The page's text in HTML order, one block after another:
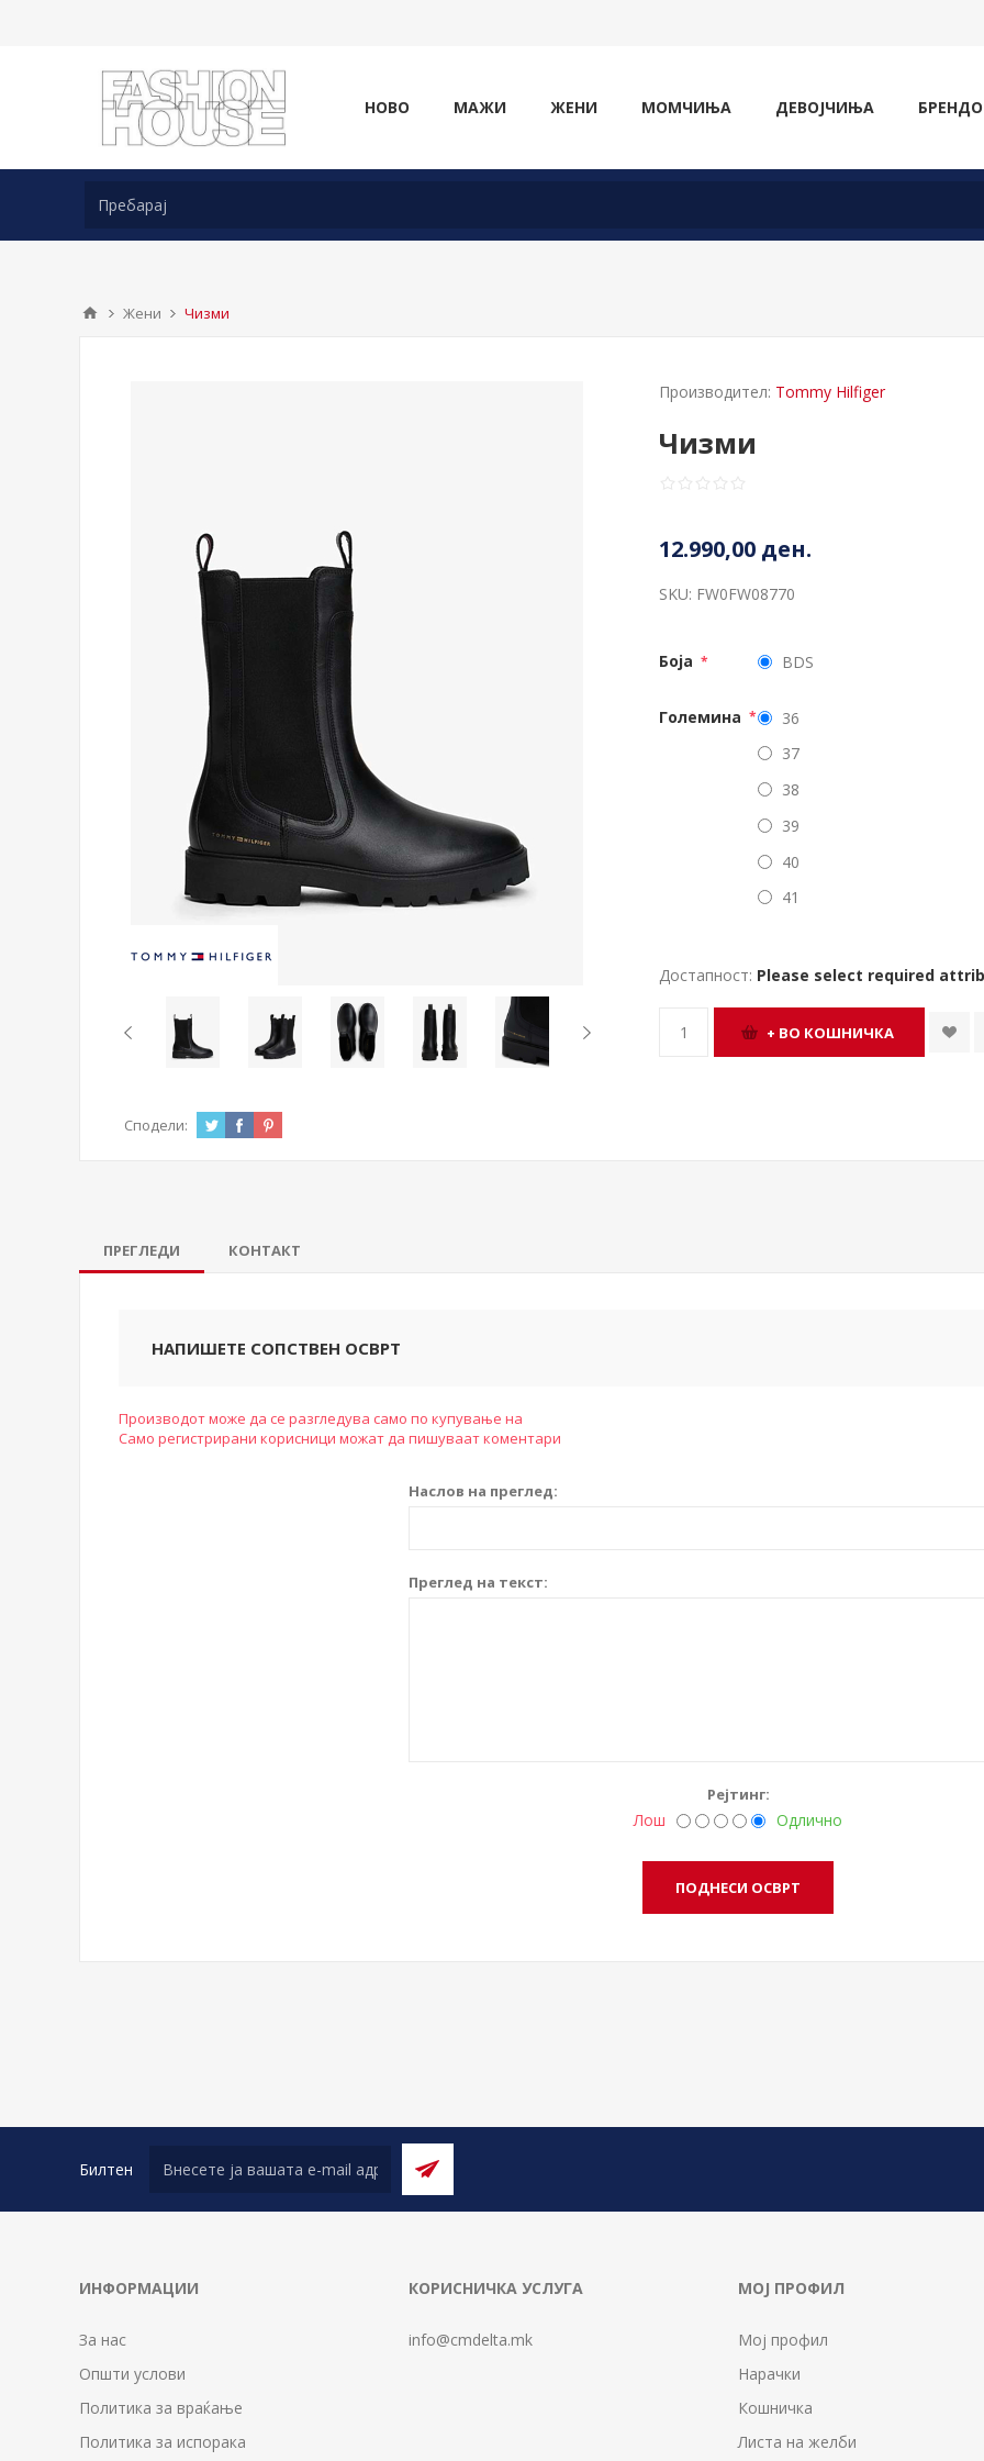
НОВО МАЖИ ЖЕНИ МОМЧИЊА ДЕВОЈЧИЊА
Жени Чизми
Производител: Tommy Hilfiger
Чизми
12.990,00 ден.
SKU: FW0FW08770
Боја * BDS
Големина *
36
37
38
39
40
41
Достапност: Please select required
Сподели:
ПРЕГЛЕДИ КОНТАКТ
НАПИШЕТЕ СОПСТВЕН ОСВРТ
Производот може да се разгледува само по купување на
Само регистрирани корисници можат да пишуваат коментари
Наслов на преглед:
Преглед на текст:
Рејтинг:
Лош Одлично
Билтен
ИНФОРМАЦИИ
За нас
Општи услови
Политика за враќање
Политика за испорака
КОРИСНИЧКА УСЛУГА
info@cmdelta.mk
МОЈ ПРОФИЛ
Мој профил
Нарачки
Кошничка
Листа на желби